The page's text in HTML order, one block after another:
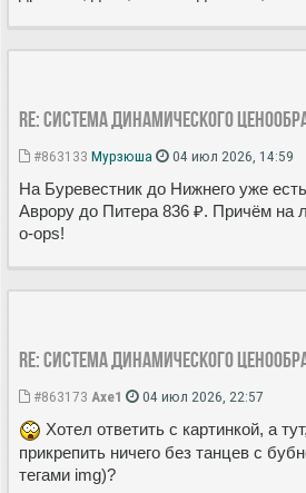
Re: Система динамического
#863133 Мурзюша 04 июл 2026, 14:59
На Буревестник до Нижнего уже
Аврору до Питера 836 ₽. Причём на
o-ops!
Re: Система динамического
#863173 Axe1 04 июл 2026, 22:57
Хотел ответить с картинкой, а
прикрепить ничего без танцев с
тегами img)?